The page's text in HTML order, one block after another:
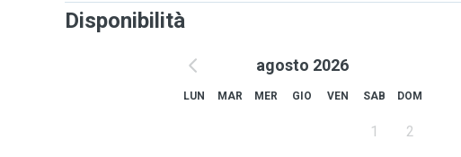
Disponibilità
agosto 2026
LUN MAR MER GIO VEN SAB DOM
1 2